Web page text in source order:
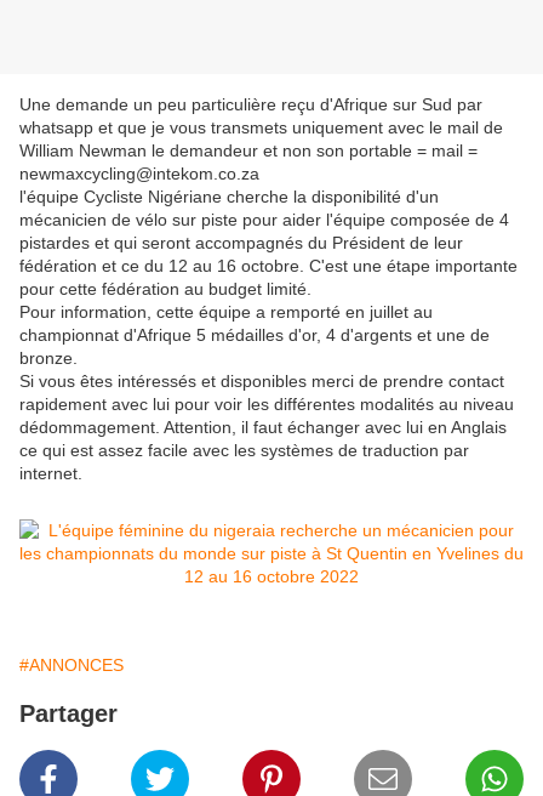
Une demande un peu particulière reçu d'Afrique sur Sud par
whatsapp et que je vous transmets uniquement avec le mail de
William Newman le demandeur et non son portable = mail =
newmaxcycling@intekom.co.za
l'équipe Cycliste Nigériane cherche la disponibilité d'un
mécanicien de vélo sur piste pour aider l'équipe composée de 4
pistardes et qui seront accompagnés du Président de leur
fédération et ce du 12 au 16 octobre. C'est une étape importante
pour cette fédération au budget limité.
Pour information, cette équipe a remporté en juillet au
championnat d'Afrique 5 médailles d'or, 4 d'argents et une de
bronze.
Si vous êtes intéressés et disponibles merci de prendre contact
rapidement avec lui pour voir les différentes modalités au niveau
dédommagement. Attention, il faut échanger avec lui en Anglais
ce qui est assez facile avec les systèmes de traduction par
internet.
#ANNONCES
Partager